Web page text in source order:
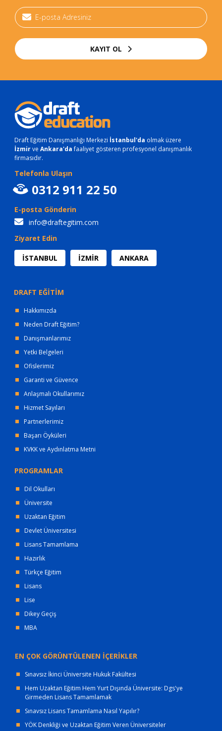
KAYIT OL
Draft Eğitim Danışmanlığı Merkezi İstanbul'da olmak üzere
İzmirve Ankara'dafaaliyet gösteren profesyonel danışmanlık
firmasıdır.
Telefonla Ulaşın
0312 911 22 50
E-posta Gönderin
info@draftegitim.com
Ziyaret Edin
İSTANBUL İZMİR ANKARA
DRAFT EĞİTİM
Hakkımızda
Neden Draft Eğitim?
Danışmanlarımız
Yetki Belgeleri
Ofislerimiz
Garanti ve Güvence
Anlaşmalı Okullarımız
Hizmet Sayıları
Partnerlerimiz
Başarı Öyküleri
KVKK ve Aydınlatma Metni
PROGRAMLAR
Dil Okulları
Üniversite
Uzaktan Eğitim
Devlet Üniversitesi
Lisans Tamamlama
Hazırlık
Türkçe Eğitim
Lisans
Lise
Dikey Geçiş
MBA
EN ÇOK GÖRÜNTÜLENEN İÇERİKLER
Sınavsız İkinci Üniversite Hukuk Fakültesi
Hem Uzaktan Eğitim Hem Yurt Dışında Üniversite: Dgs'ye
Girmeden Lisans Tamamlamak
Sınavsız Lisans Tamamlama Nasıl Yapılır?
YÖK Denkliği ve Uzaktan Eğitim Veren Üniversiteler